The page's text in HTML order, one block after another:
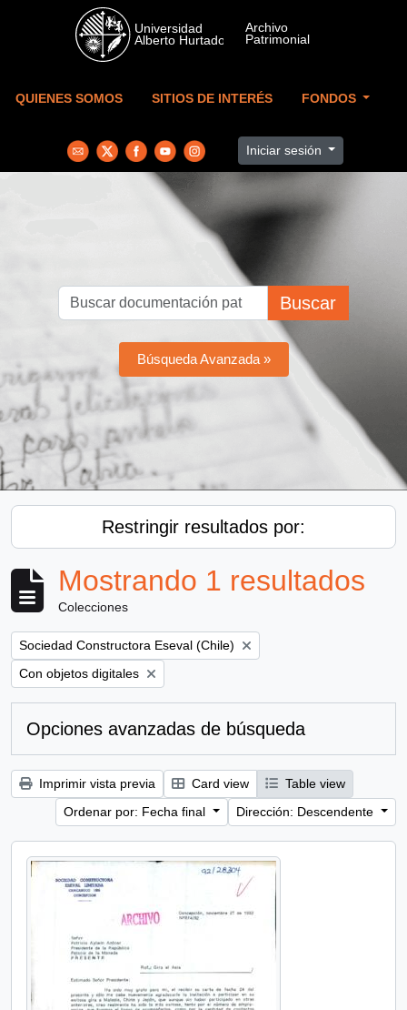
Skip to main content
QUIENES SOMOS SITIOS DE INTERÉS FONDOS
Iniciar sesión
Buscar
Búsqueda Avanzada »
Restringir resultados por:
Mostrando 1 resultados
Colecciones
Remove filter:
Sociedad Constructora Eseval (Chile)
Remove filter:
Con objetos digitales
Opciones avanzadas de búsqueda
Imprimir vista previa Card view
Table view
Ordenar por: Fecha final
Dirección: Descendente